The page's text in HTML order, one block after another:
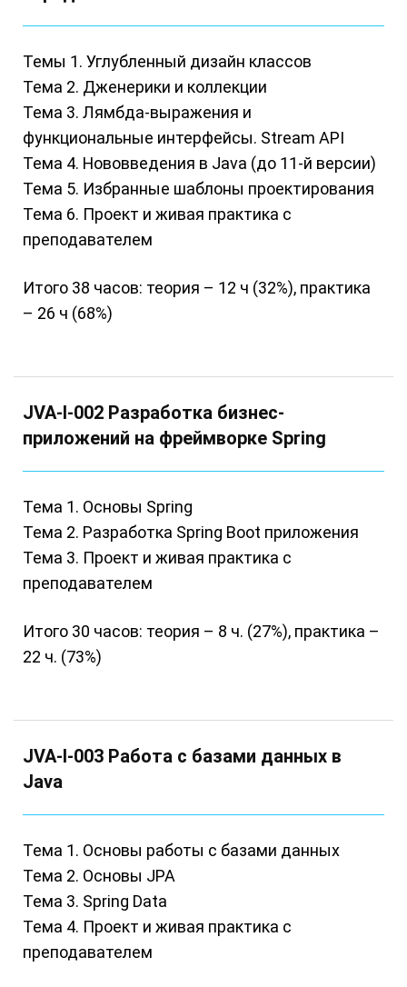
Темы 1. Углубленный дизайн классов
Тема 2. Дженерики и коллекции
Тема 3. Лямбда-выражения и
функциональные интерфейсы. Stream API
Тема 4. Нововведения в Java (до 11-й версии)
Тема 5. Избранные шаблоны проектирования
Тема 6. Проект и живая практика с
преподавателем
Итого 38 часов: теория – 12 ч (32%), практика
– 26 ч (68%)
JVA-I-002 Разработка бизнес-
приложений на фреймворке Spring
Тема 1. Основы Spring
Тема 2. Разработка Spring Boot приложения
Тема 3. Проект и живая практика с
преподавателем
Итого 30 часов: теория – 8 ч. (27%), практика –
22 ч. (73%)
JVA-I-003 Работа с базами данных в
Java
Тема 1. Основы работы с базами данных
Тема 2. Основы JPA
Тема 3. Spring Data
Тема 4. Проект и живая практика с
преподавателем